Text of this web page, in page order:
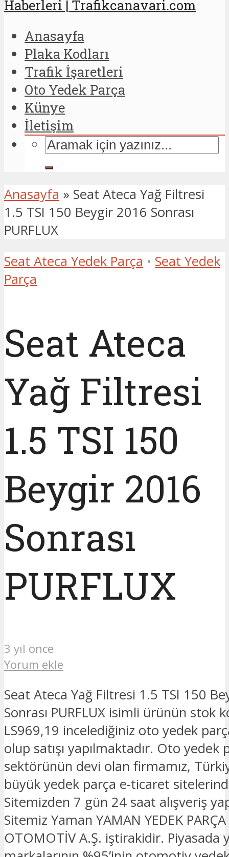
Anasayfa
Plaka Kodları
Trafik İşaretleri
Oto Yedek Parça
Künye
İletişim
Anasayfa » Seat Ateca Yağ Filtresi
1.5 TSI 150 Beygir 2016 Sonrası
PURFLUX
Seat Ateca Yedek Parça • Seat Yedek
Parça
Seat Ateca
Yağ Filtresi
1.5 TSI 150
Beygir 2016
Sonrası
PURFLUX
3 yıl önce
Yorum ekle
Seat Ateca Yağ Filtresi 1.5 TSI 150
Sonrası PURFLUX isimli ürünün stok
LS969,19 incelediğiniz oto yedek
olup satışı yapılmaktadır. Oto
sektörünün devi olan firmamız,
büyük yedek parça e-ticaret
Sitemizden 7 gün 24 saat alışveriş
Sitemiz Yaman YAMAN YEDEK PARÇA
OTOMOTİV A.Ş. iştirakidir. Piyasada